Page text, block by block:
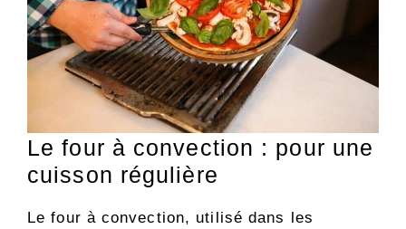
Le four à convection : pour une
cuisson régulière
Le four à convection, utilisé dans les